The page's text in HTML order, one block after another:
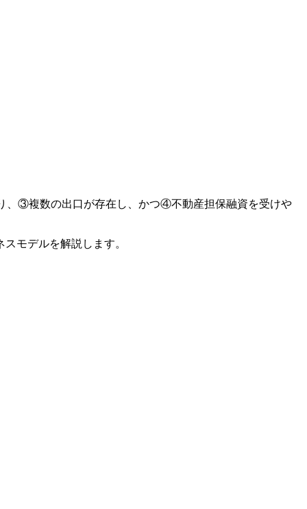
、③複数の出口が存在し、かつ④不動産担保融資を受けや
モデルを解説します。